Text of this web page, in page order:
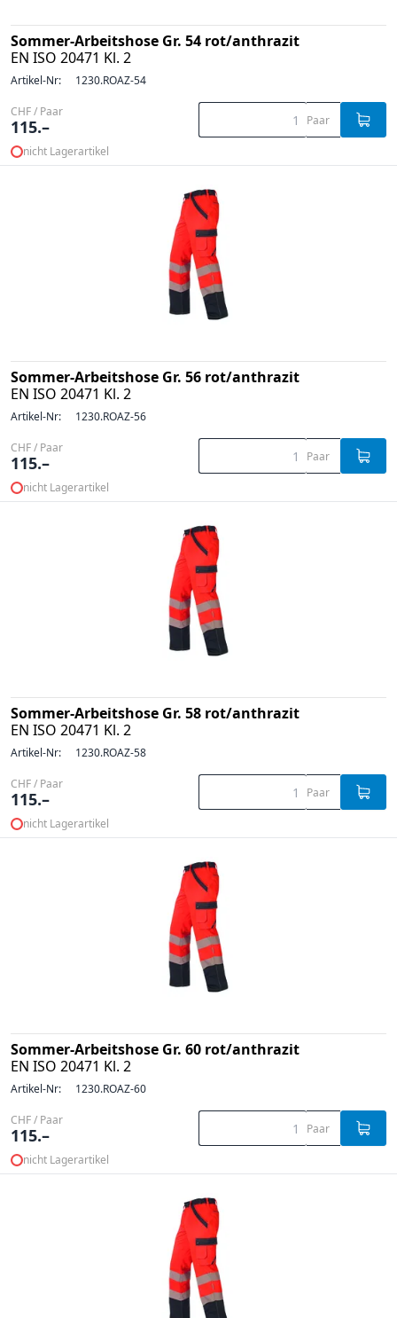
Sommer-Arbeitshose Gr. 54 rot/anthrazit
EN ISO 20471 Kl. 2
Artikel-Nr: 1230.ROAZ-54
CHF / Paar
115.– Paar
nicht Lagerartikel
Sommer-Arbeitshose Gr. 56 rot/anthrazit
EN ISO 20471 Kl. 2
Artikel-Nr: 1230.ROAZ-56
CHF / Paar
115.– Paar
nicht Lagerartikel
Sommer-Arbeitshose Gr. 58 rot/anthrazit
EN ISO 20471 Kl. 2
Artikel-Nr: 1230.ROAZ-58
CHF / Paar
115.– Paar
nicht Lagerartikel
Sommer-Arbeitshose Gr. 60 rot/anthrazit
EN ISO 20471 Kl. 2
Artikel-Nr: 1230.ROAZ-60
CHF / Paar
115.– Paar
nicht Lagerartikel